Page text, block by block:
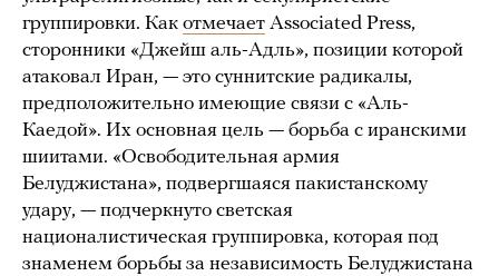
группировки. Как отмечает Associated Press,
сторонники «Джейш аль-Адль», позиции которой
атаковал Иран, — это суннитские радикалы,
предположительно имеющие связи с «Аль-
Каедой». Их основная цель — борьба с иранскими
шиитами. «Освободительная армия
Белуджистана», подвергшаяся пакистанскому
удару, — подчеркнуто светская
националистическая группировка, которая под
знаменем борьбы за независимость Белуджистана